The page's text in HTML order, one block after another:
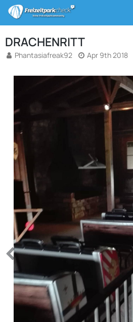
DRACHENRITT
Phantasiafreak92 Apr 9th 2018